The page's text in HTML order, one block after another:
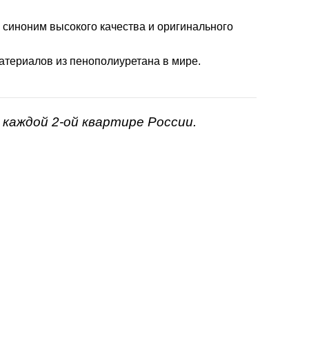
высокого качества и оригинального
из пенополиуретана в мире.
2-ой квартире России.